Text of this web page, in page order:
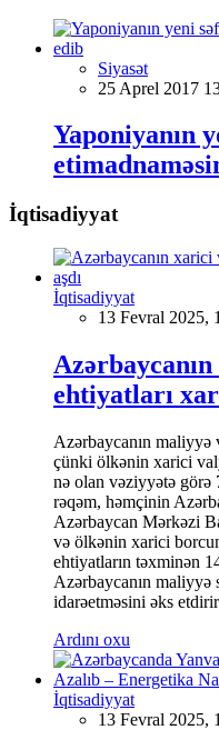
Siyasət
25 Aprel 2017
Yaponiyanın
İqtisadiyyat
İqtisadiyyat
13 Fevral 2025,
ehtiyatları
Azərbaycanın
çünki ölkənin xarici
nə olan vəziyyətə görə
rəqəm, həmçinin
Azərbaycan Mərkəzi
və ölkənin xarici
ehtiyatların təxminən
Azərbaycanın
idarəetməsini əks
Ardını oxu
İqtisadiyyat
13 Fevral 2025,